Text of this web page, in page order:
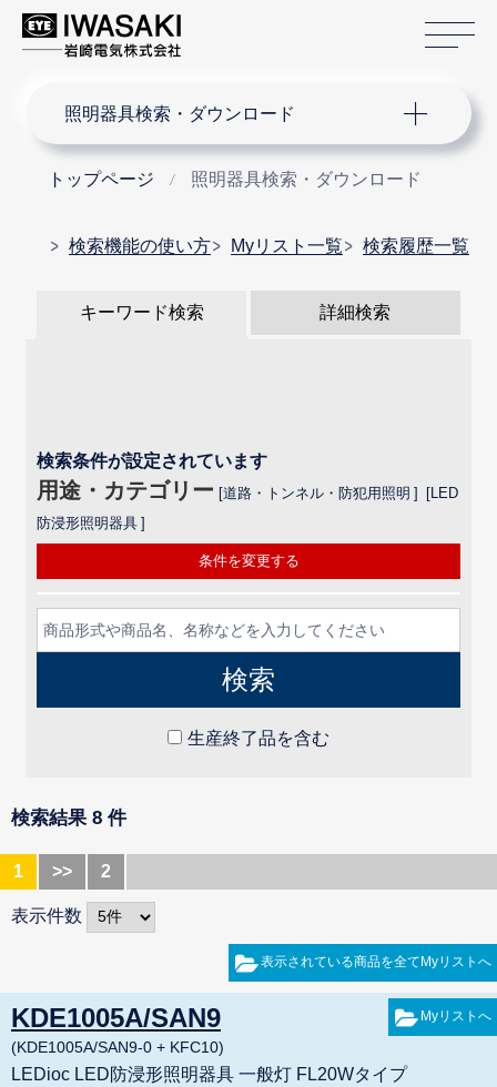
照明器具検索・ダウンロード
トップページ 照明器具検索・ダウンロード
検索機能の使い方 Myリスト一覧 検索履歴一覧
キーワード検索 詳細検索
条件を変更する
検索条件が設定されています
用途・カテゴリー 道路・トンネル・防犯用照明
LED
防浸形照明器具
生産終了品を含む
検索結果 8 件
1 >> 2
表示件数
KDE1005A/SAN9
(KDE1005A/SAN9-0 + KFC10)
LEDioc LED防浸形照明器具 一般灯 FL20Wタイプ